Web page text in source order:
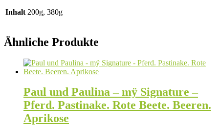
Inhalt 200g, 380g
Ähnliche Produkte
Paul und Paulina – mÿ Signature –
Pferd. Pastinake. Rote Beete. Beeren.
Aprikose